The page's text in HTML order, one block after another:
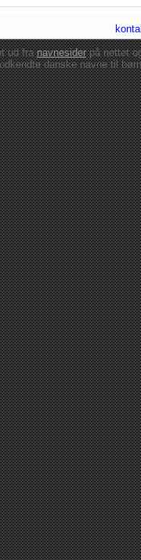
ud franavnesiderpå nettet
danskenavne til børn